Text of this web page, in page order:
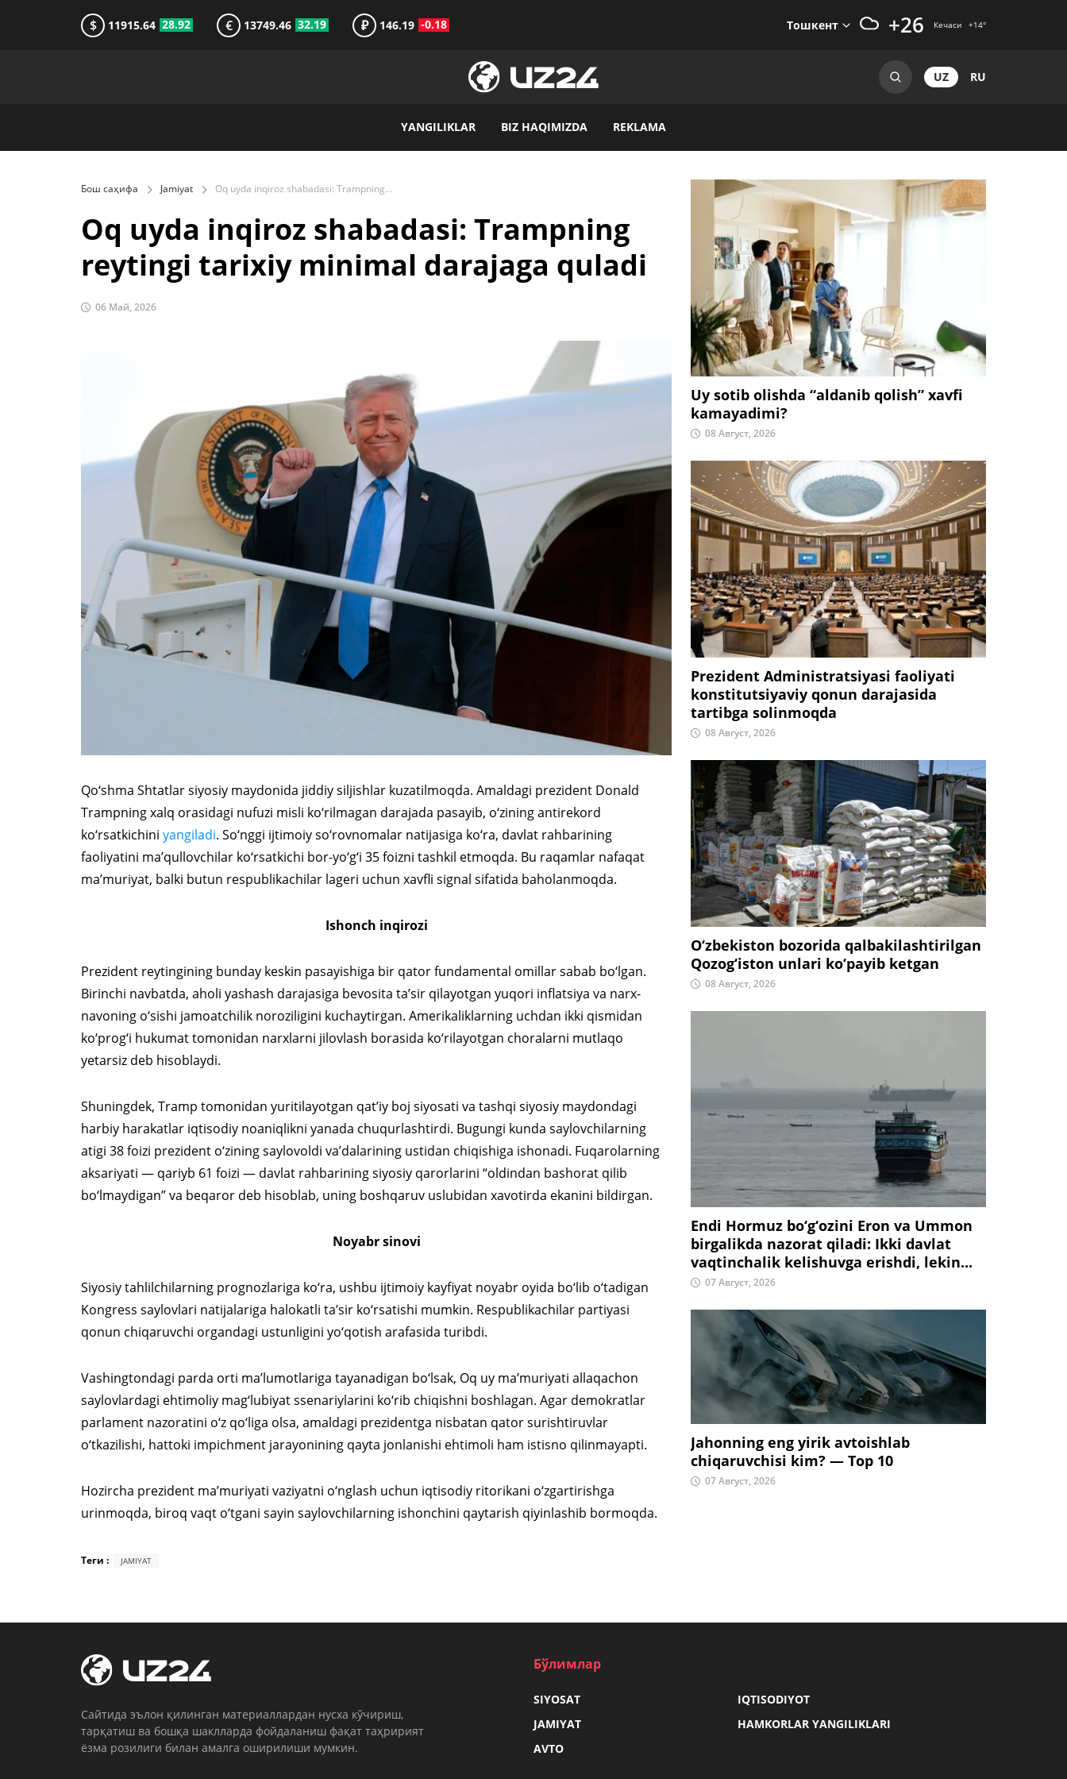
$ 11915.64 28.92 € 13749.46 32.19 ₽ 146.19 -0.18 Тошкент +26 Кечаси +14°
UZ RU
YANGILIKLAR BIZ HAQIMIZDA REKLAMA
Бош саҳифа Jamiyat Oq uyda inqiroz shabadasi: Trampning reytingi tarixiy minimal darajaga quladi
Oq uyda inqiroz shabadasi: Trampning
reytingi tarixiy minimal darajaga quladi
06 Май, 2026
Qo‘shma Shtatlar siyosiy maydonida jiddiy siljishlar kuzatilmoqda. Amaldagi prezident Donald
Trampning xalq orasidagi nufuzi misli ko‘rilmagan darajada pasayib, o‘zining antirekord
ko‘rsatkichini yangiladi. So‘nggi ijtimoiy so‘rovnomalar natijasiga ko‘ra, davlat rahbarining
faoliyatini ma’qullovchilar ko‘rsatkichi bor-yo‘g‘i 35 foizni tashkil etmoqda. Bu raqamlar nafaqat
ma’muriyat, balki butun respublikachilar lageri uchun xavfli signal sifatida baholanmoqda.
Ishonch inqirozi
Prezident reytingining bunday keskin pasayishiga bir qator fundamental omillar sabab bo‘lgan.
Birinchi navbatda, aholi yashash darajasiga bevosita ta’sir qilayotgan yuqori inflatsiya va narx-
navoning o‘sishi jamoatchilik noroziligini kuchaytirgan. Amerikaliklarning uchdan ikki qismidan
ko‘prog‘i hukumat tomonidan narxlarni jilovlash borasida ko‘rilayotgan choralarni mutlaqo
yetarsiz deb hisoblaydi.
Shuningdek, Tramp tomonidan yuritilayotgan qat’iy boj siyosati va tashqi siyosiy maydondagi
harbiy harakatlar iqtisodiy noaniqlikni yanada chuqurlashtirdi. Bugungi kunda saylovchilarning
atigi 38 foizi prezident o‘zining saylovoldi va’dalarining ustidan chiqishiga ishonadi. Fuqarolarning
aksariyati — qariyb 61 foizi — davlat rahbarining siyosiy qarorlarini “oldindan bashorat qilib
bo‘lmaydigan” va beqaror deb hisoblab, uning boshqaruv uslubidan xavotirda ekanini bildirgan.
Noyabr sinovi
Siyosiy tahlilchilarning prognozlariga ko‘ra, ushbu ijtimoiy kayfiyat noyabr oyida bo‘lib o‘tadigan
Kongress saylovlari natijalariga halokatli ta’sir ko‘rsatishi mumkin. Respublikachilar partiyasi
qonun chiqaruvchi organdagi ustunligini yo‘qotish arafasida turibdi.
Vashingtondagi parda orti ma’lumotlariga tayanadigan bo‘lsak, Oq uy ma’muriyati allaqachon
saylovlardagi ehtimoliy mag‘lubiyat ssenariylarini ko‘rib chiqishni boshlagan. Agar demokratlar
parlament nazoratini o‘z qo‘liga olsa, amaldagi prezidentga nisbatan qator surishtiruvlar
o‘tkazilishi, hattoki impichment jarayonining qayta jonlanishi ehtimoli ham istisno qilinmayapti.
Hozircha prezident ma’muriyati vaziyatni o‘nglash uchun iqtisodiy ritorikani o‘zgartirishga
urinmoqda, biroq vaqt o‘tgani sayin saylovchilarning ishonchini qaytarish qiyinlashib bormoqda.
Теги : JAMIYAT
Uy sotib olishda “aldanib qolish” xavfi
kamayadimi?
08 Август, 2026
Prezident Administratsiyasi faoliyati
konstitutsiyaviy qonun darajasida
tartibga solinmoqda
08 Август, 2026
O‘zbekiston bozorida qalbakilashtirilgan
Qozog‘iston unlari ko‘payib ketgan
08 Август, 2026
Endi Hormuz bo‘g‘ozini Eron va Ummon
birgalikda nazorat qiladi: Ikki davlat
vaqtinchalik kelishuvga erishdi, lekin...
07 Август, 2026
Jahonning eng yirik avtoishlab
chiqaruvchisi kim? — Top 10
07 Август, 2026
Cайтида эълон қилинган материаллардан нусха кўчириш,
тарқатиш ва бошқа шаклларда фойдаланиш фақат таҳририят
ёзма розилиги билан амалга оширилиши мумкин.
Бўлимлар
SIYOSAT
IQTISODIYOT
JAMIYAT
HAMKORLAR YANGILIKLARI
AVTO